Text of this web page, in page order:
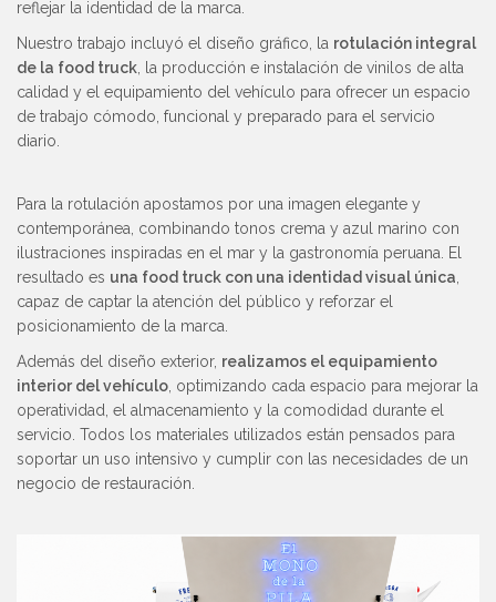
reflejar la identidad de la marca.
Nuestro trabajo incluyó el diseño gráfico, la rotulación integral
de la food truck, la producción e instalación de vinilos de alta
calidad y el equipamiento del vehículo para ofrecer un espacio
de trabajo cómodo, funcional y preparado para el servicio
diario.
Para la rotulación apostamos por una imagen elegante y
contemporánea, combinando tonos crema y azul marino con
ilustraciones inspiradas en el mar y la gastronomía peruana. El
resultado es una food truck con una identidad visual única,
capaz de captar la atención del público y reforzar el
posicionamiento de la marca.
Además del diseño exterior, realizamos el equipamiento
interior del vehículo, optimizando cada espacio para mejorar la
operatividad, el almacenamiento y la comodidad durante el
servicio. Todos los materiales utilizados están pensados para
soportar un uso intensivo y cumplir con las necesidades de un
negocio de restauración.